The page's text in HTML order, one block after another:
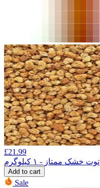
£21.99
توت خشک ممتاز - ۱ کیلوگرم
Add to cart
Sale